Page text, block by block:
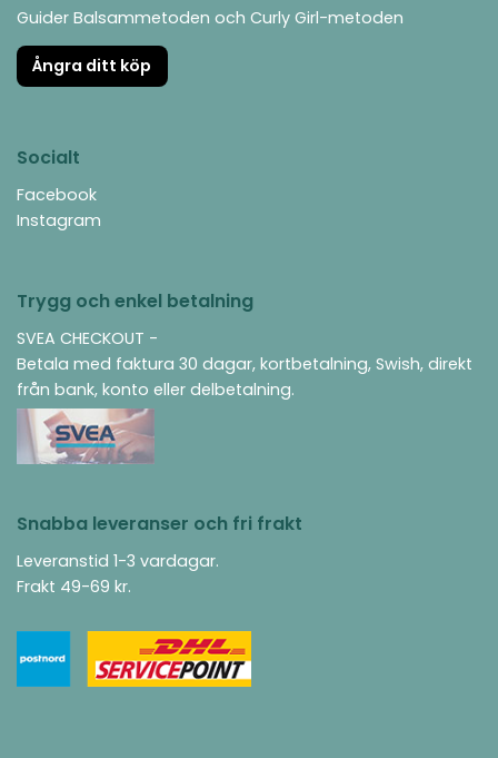
Guider Balsammetoden och Curly Girl-metoden
Ångra ditt köp
Socialt
Facebook
Instagram
Trygg och enkel betalning
SVEA CHECKOUT -
Betala med faktura 30 dagar, kortbetalning, Swish, direkt
från bank, konto eller delbetalning.
Snabba leveranser och fri frakt
Leveranstid 1-3 vardagar.
Frakt 49-69 kr.